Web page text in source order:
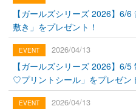
【ガールズシリーズ 2026】6/
敷き」をプレゼント！
2026/04/13
【ガールズシリーズ 2026】6/
♡プリントシール」をプレゼン
2026/04/13